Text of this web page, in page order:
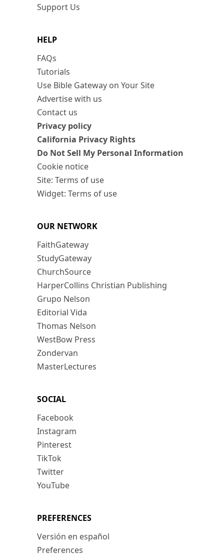
Support Us
HELP
FAQs
Tutorials
Use Bible Gateway on Your Site
Advertise with us
Contact us
Privacy policy
California Privacy Rights
Do Not Sell My Personal Information
Cookie notice
Site: Terms of use
Widget: Terms of use
OUR NETWORK
FaithGateway
StudyGateway
ChurchSource
HarperCollins Christian Publishing
Grupo Nelson
Editorial Vida
Thomas Nelson
WestBow Press
Zondervan
MasterLectures
SOCIAL
Facebook
Instagram
Pinterest
TikTok
Twitter
YouTube
PREFERENCES
Versión en español
Preferences